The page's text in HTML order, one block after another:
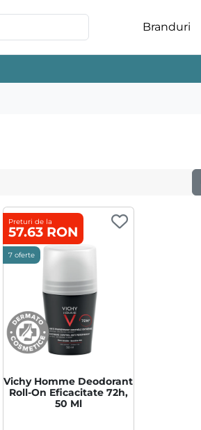
Branduri
Vichy Homme Deodorant
Roll-On Eficacitate 72h,
50 Ml
Preturi de la
57.63 RON
7 oferte